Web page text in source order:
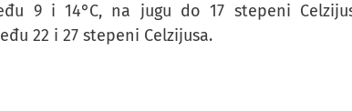
9 i 14°C, na jugu do 17 stepeni
22 i 27 stepeni Celzijusa.